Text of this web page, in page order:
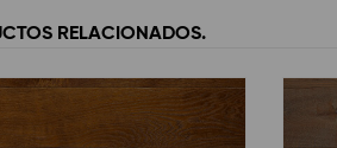
RELACIONADOS.